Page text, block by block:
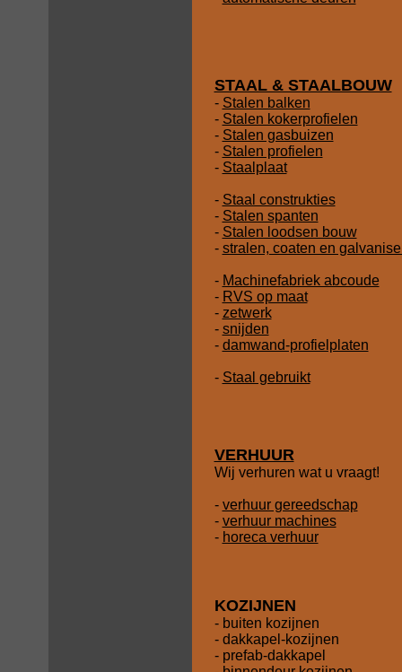
STAAL & STAALBOUW
- Stalen balken
- Stalen kokerprofielen
- Stalen gasbuizen
- Stalen profielen
- Staalplaat
- Staal construkties
- Stalen spanten
- Stalen loodsen bouw
- stralen, coaten en
- Machinefabriek abcoude
- RVS op maat
- zetwerk
- snijden
- damwand-profielplaten
- Staal gebruikt
VERHUUR
Wij verhuren wat u vraagt!
- verhuur gereedschap
- verhuur machines
- horeca verhuur
KOZIJNEN
- buiten kozijnen
- dakkapel-kozijnen
- prefab-dakkapel